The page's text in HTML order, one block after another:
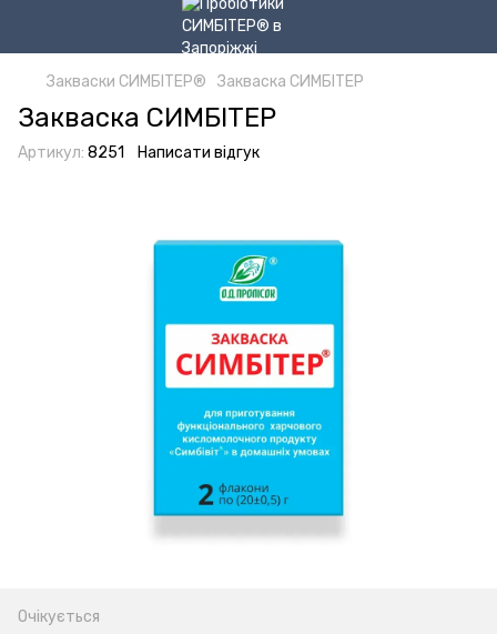
Закваски СИМБІТЕР® Закваска СИМБІТЕР
Закваска СИМБІТЕР
Артикул: 8251 Написати відгук
Очікується